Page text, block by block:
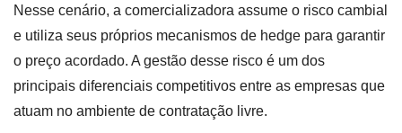
Nesse cenário, a comercializadora assume o risco cambial
e utiliza seus próprios mecanismos de hedge para garantir
o preço acordado. A gestão desse risco é um dos
principais diferenciais competitivos entre as empresas que
atuam no ambiente de contratação livre.